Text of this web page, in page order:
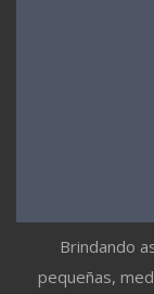
Brindando
pequeñas,